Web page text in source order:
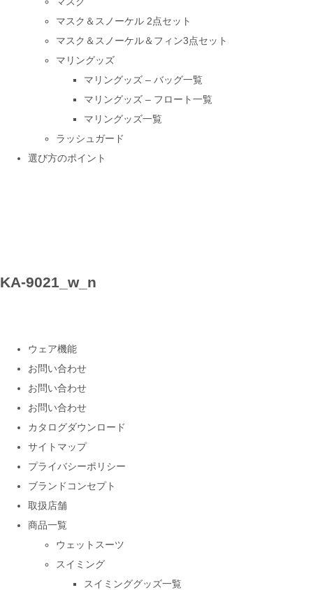
マスク＆スノーケル 2点セット
マスク＆スノーケル＆フィン3点セット
マリングッズ
マリングッズ – バッグ一覧
マリングッズ – フロート一覧
マリングッズ一覧
ラッシュガード
選び方のポイント
KA-9021_w_n
ウェア機能
お問い合わせ
お問い合わせ
お問い合わせ
カタログダウンロード
サイトマップ
プライバシーポリシー
ブランドコンセプト
取扱店舗
商品一覧
ウェットスーツ
スイミング
スイミンググッズ一覧